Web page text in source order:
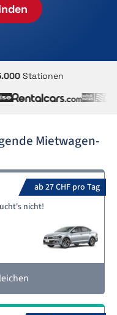
Stationen
Mietwagen-
ab 27 CHF pro Tag
nicht!